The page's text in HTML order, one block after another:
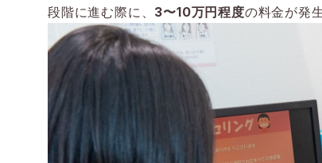
段階に進む際に、 3〜10万円程度の料金が発